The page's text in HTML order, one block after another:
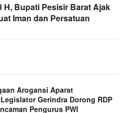
H, Bupati Pesisir Barat Ajak
Iman dan Persatuan
Arogansi Aparat
Gerindra Dorong RDP
Pengurus PWI